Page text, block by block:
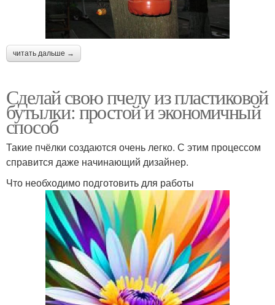
читать дальше →
Сделай свою пчелу из пластиковой
бутылки: простой и экономичный
способ
Такие пчёлки создаются очень легко. С этим процессом
справится даже начинающий дизайнер.
Что необходимо подготовить для работы